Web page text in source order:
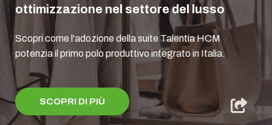
ottimizzazione nel settore del lusso
Scopri come l'adozione della suite Talentia HCM
potenzia il primo polo produttivo integrato in Italia.
SCOPRI DI PIÙ